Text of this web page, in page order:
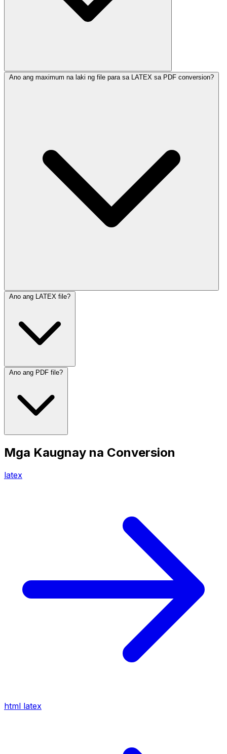
Ano ang maximum na laki ng file para sa LATEX sa PDF conversion?
Ano ang LATEX file?
Ano ang PDF file?
Mga Kaugnay na Conversion
latex
html latex